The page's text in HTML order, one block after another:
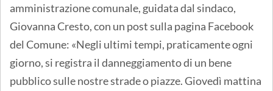
amministrazione comunale, guidata dal sindaco,
Giovanna Cresto, con un post sulla pagina Facebook
del Comune: «Negli ultimi tempi, praticamente ogni
giorno, si registra il danneggiamento di un bene
pubblico sulle nostre strade o piazze. Giovedì mattina